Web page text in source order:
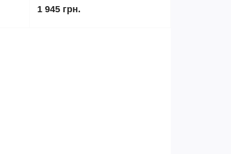
1 945 грн.